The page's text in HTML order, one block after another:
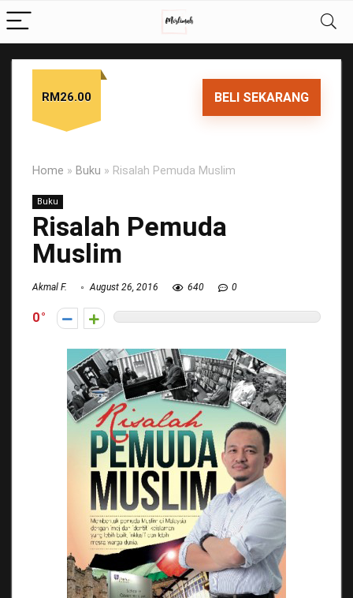
RM26.00 BELI SEKARANG
Home » Buku » Risalah Pemuda Muslim
Buku
Risalah Pemuda
Muslim
Akmal F. August 26, 2016 640 0
0